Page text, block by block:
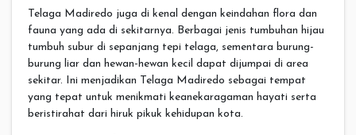
Telaga Madiredo juga di kenal dengan keindahan flora dan
fauna yang ada di sekitarnya. Berbagai jenis tumbuhan hijau
tumbuh subur di sepanjang tepi telaga, sementara burung-
burung liar dan hewan-hewan kecil dapat dijumpai di area
sekitar. Ini menjadikan Telaga Madiredo sebagai tempat
yang tepat untuk menikmati keanekaragaman hayati serta
beristirahat dari hiruk pikuk kehidupan kota.